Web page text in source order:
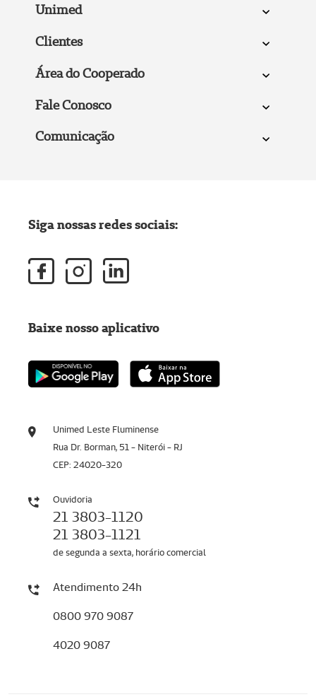
Unimed
Clientes
Área do Cooperado
Fale Conosco
Comunicação
Unimed Leste Fluminense
Rua Dr. Borman, 51 - Niterói - RJ
CEP: 24020-320
Ouvidoria
21 3803-1120
21 3803-1121
de segunda a sexta, horário comercial
Atendimento 24h
0800 970 9087
4020 9087
Siga nossas redes sociais:
Baixe nosso aplicativo